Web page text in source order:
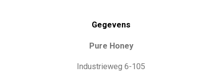
Gegevens
Pure Honey
Industrieweg 6-105